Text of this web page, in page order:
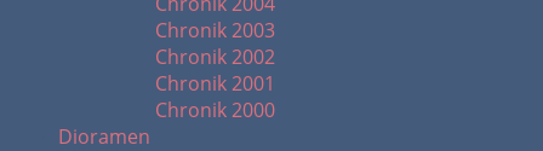
Chronik 2003
Chronik 2002
Chronik 2001
Chronik 2000
Dioramen